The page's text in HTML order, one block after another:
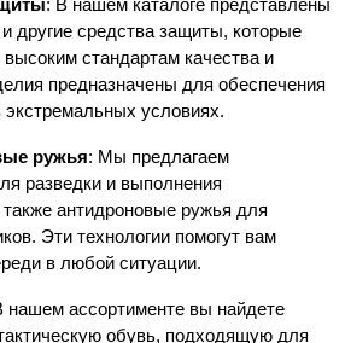
: В нашем каталоге представлены
средства защиты, которые
стандартам качества и
предназначены для обеспечения
условиях.
ружья: Мы предлагаем
разведки и выполнения
антидроновые ружья для
Эти технологии помогут вам
в любой ситуации.
нашем ассортименте вы найдете
обувь, подходящую для